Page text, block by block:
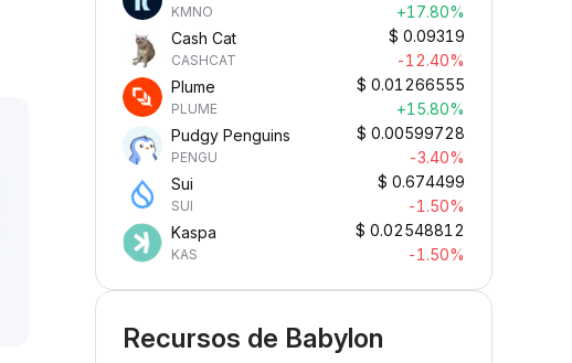
KMNO
+17.80%
Cash Cat
CASHCAT
$ 0.09319
-12.40%
Plume
PLUME
$ 0.01266555
+15.80%
Pudgy Penguins
PENGU
$ 0.00599728
-3.40%
Sui
SUI
$ 0.674499
-1.50%
Kaspa
KAS
$ 0.02548812
-1.50%
Recursos de Babylon